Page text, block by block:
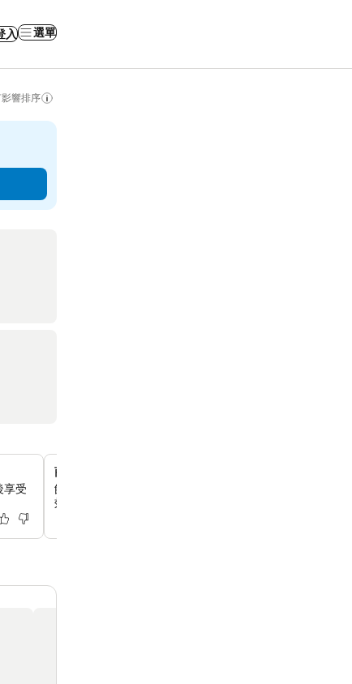
入 選單
響排序
享受
商務中心助你提高生產力
飯店設有專屬商務中心，提供工作所需的設施，讓你在旅
效率。